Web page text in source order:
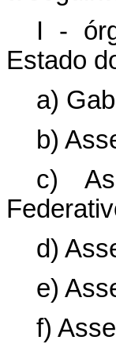
I -
Estado
a)
b)
c)
d)
e)
f)